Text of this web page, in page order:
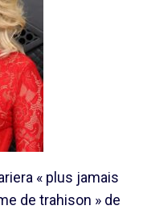
« plus jamais
de trahison » de